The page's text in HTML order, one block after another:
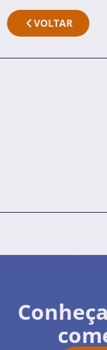
VOLTAR